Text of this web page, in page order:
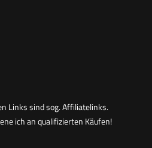
Links sind sog. Affiliatelinks.
ich an qualifizierten Käufen!